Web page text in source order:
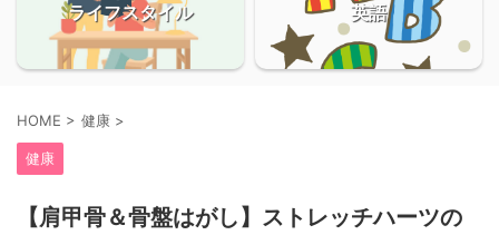
ライフスタイル 英語
HOME > 健康 >
健康
【肩甲骨＆骨盤はがし】ストレッチハーツの